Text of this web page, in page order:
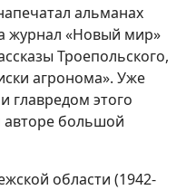
альманах
журнал «Новый мир»
Троепольского,
агронома». Уже
главредом этого
авторе большой
области (1942-